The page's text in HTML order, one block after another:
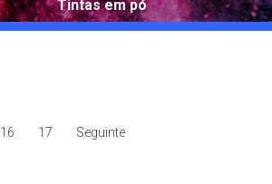
Tintas em pó
16 17 Seguinte